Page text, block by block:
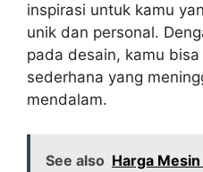
inspirasi untuk kamu
unik dan personal.
pada desain, kamu
sederhana yang
mendalam.
See also Harga